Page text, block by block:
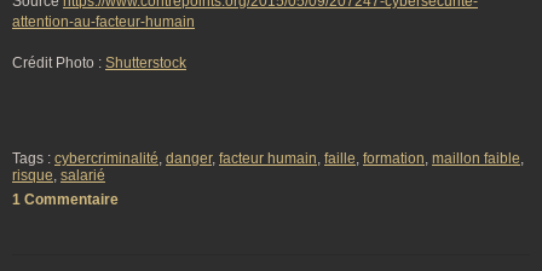
attention-au-facteur-humain
Crédit Photo : Shutterstock
Tags : cybercriminalité, danger, facteur humain, faille, formation, maillon faible,
risque, salarié
1 Commentaire